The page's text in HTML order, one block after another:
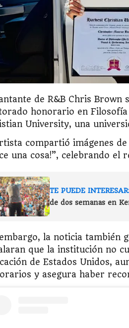
de R&B Chris
honorario en
University, una
compartió imágenes
una cosa!”, celebrando el
TE PUEDE
de dos semanas en
la noticia también
que la institución no
de Estados Unidos,
y asegura haber